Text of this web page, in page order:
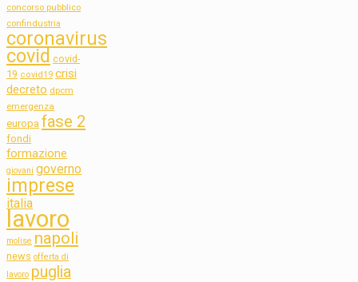
concorso pubblico
confindustria
coronavirus
covid covid-
19 covid19 crisi
decreto dpcm
emergenza
europa fase 2
fondi
formazione
giovani governo
imprese
italia
lavoro
molise napoli
news offerta di
lavoro puglia